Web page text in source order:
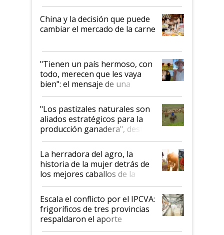
China y la decisión que puede
cambiar el mercado de la carne
"Tienen un país hermoso, con
todo, merecen que les vaya
bien": el mensaje de una
ganadera uruguaya sobre las
oportunidades que se abren
para el agro en Argentina, con
foco en la carne
"Los pastizales naturales son
aliados estratégicos para la
producción ganadera", destaca
la iniciativa que ya reúne a 46
establecimientos en Argentina
La herradora del agro, la
historia de la mujer detrás de
los mejores caballos de la
Argentina y los mitos que
todavía hacen sufrir a estos
animales: "Mientras me
descalificaban, yo seguí
haciendo currículum"
Escala el conflicto por el IPCVA:
frigoríficos de tres provincias
respaldaron el aporte
obligatorio